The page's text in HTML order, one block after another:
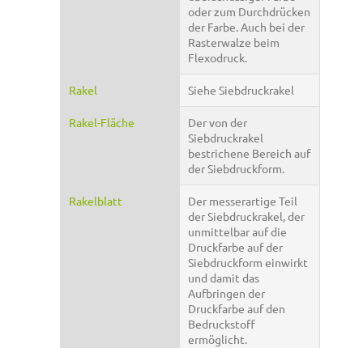
oder zum Durchdrücken
der Farbe. Auch bei der
Rasterwalze beim
Flexodruck.
Rakel Siehe Siebdruckrakel
Rakel-Fläche
Der von der
Siebdruckrakel
bestrichene Bereich auf
der Siebdruckform.
Rakelblatt
Der messerartige Teil
der Siebdruckrakel, der
unmittelbar auf die
Druckfarbe auf der
Siebdruckform einwirkt
und damit das
Aufbringen der
Druckfarbe auf den
Bedruckstoff
ermöglicht.